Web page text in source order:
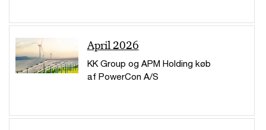
April 2026
KK Group og APM Holding køb
af PowerCon A/S